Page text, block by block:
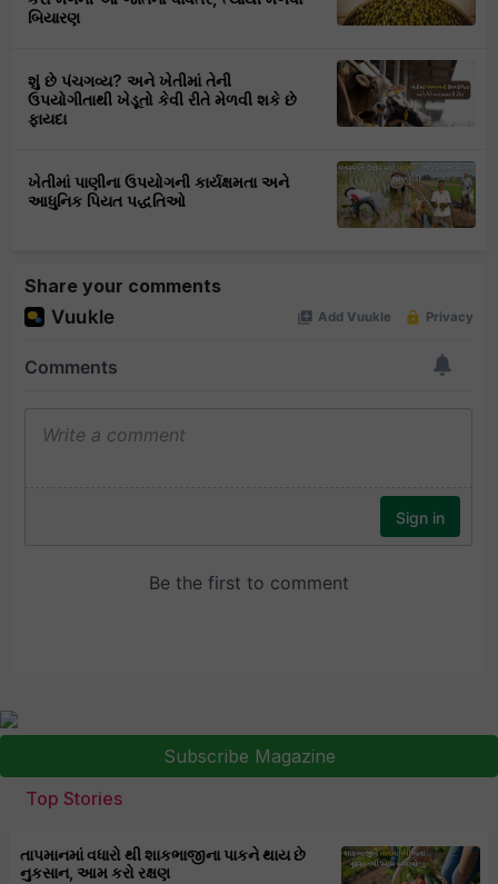
બિયારણ
શું છે પંચગવ્ય? અને ખેતીમાં તેની
ઉપયોગીતાથી ખેડૂતો કેવી રીતે મેળવી શકે છે
ફાયદા
ખેતીમાં પાણીના ઉપયોગની કાર્યક્ષમતા અને
આધુનિક પિયત પદ્ધતિઓ
Share your comments
Subscribe Magazine
Top Stories
તાપમાનમાં વધારો થી શાકભાજીના પાકને થાય છે
નુકસાન, આમ કરો રક્ષણ